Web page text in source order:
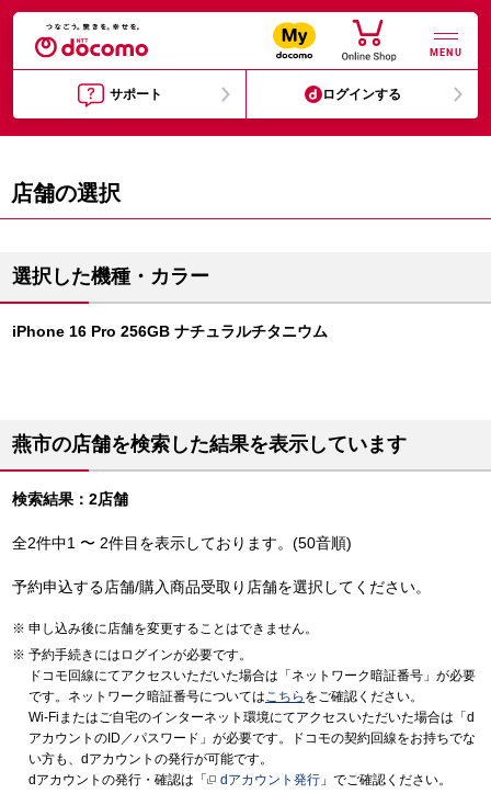
MENU
サポート ログインする
店舗の選択
選択した機種・カラー
iPhone 16 Pro 256GB ナチュラルチタニウム
燕市の店舗を検索した結果を表示しています
検索結果：2店舗
全2件中1 〜 2件目を表示しております。(50音順)
予約申込する店舗/購入商品受取り店舗を選択してください。
申し込み後に店舗を変更することはできません。
予約手続きにはログインが必要です。
ドコモ回線にてアクセスいただいた場合は「ネットワーク暗証番号」が必要
です。ネットワーク暗証番号についてはこちら をご確認ください。
Wi-Fiまたはご自宅のインターネット環境にてアクセスいただいた場合は「d
アカウントのID／パスワード」が必要です。ドコモの契約回線をお持ちでな
い方も、dアカウントの発行が可能です。
dアカウントの発行・確認は「
dアカウント発行 」でご確認ください。